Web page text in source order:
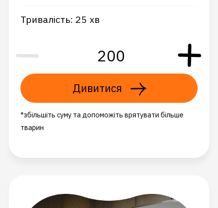
Тривалість: 25 хв
Дивитися
*збільшіть суму та допоможіть врятувати більше
тварин